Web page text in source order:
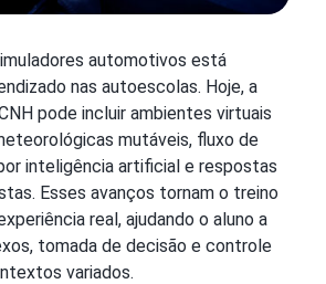
automotivos está
nas autoescolas. Hoje, a
pode incluir ambientes virtuais
mutáveis, fluxo de
inteligência artificial e respostas
Esses avanços tornam o treino
real, ajudando o aluno a
tomada de decisão e controle
variados.